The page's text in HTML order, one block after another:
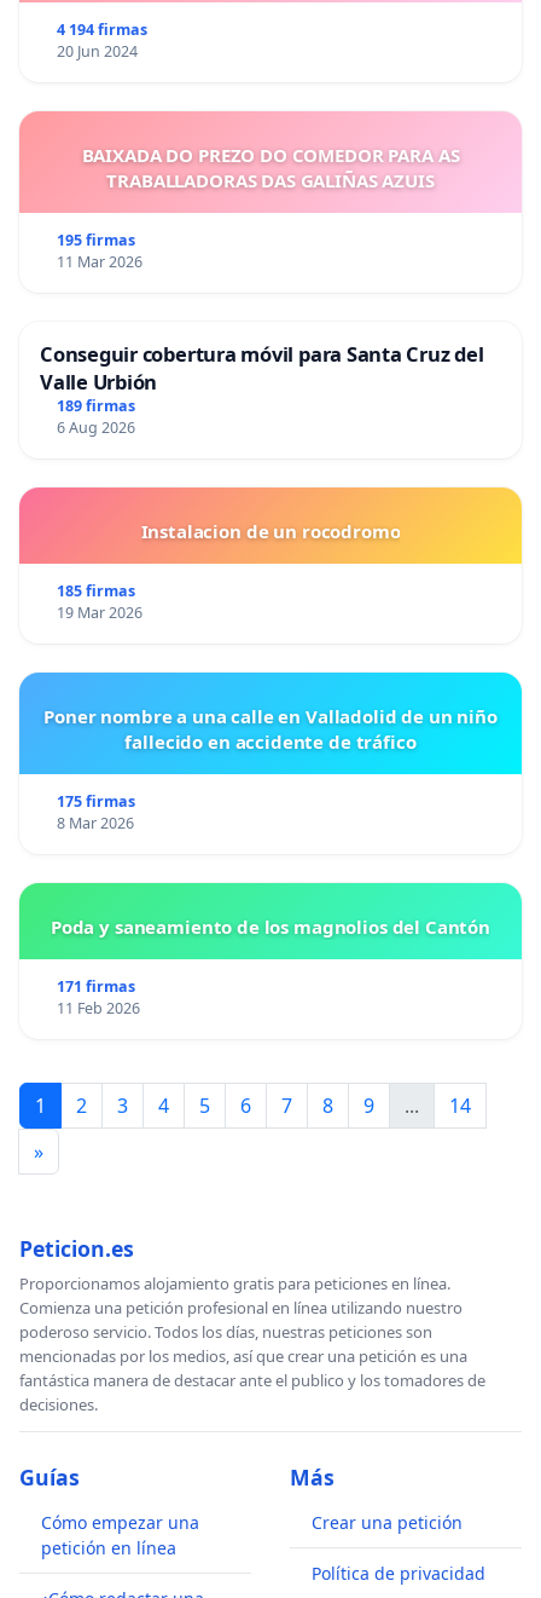
4 194 firmas
20 Jun 2024
BAIXADA DO PREZO DO COMEDOR PARA AS
TRABALLADORAS DAS GALIÑAS AZUIS
195 firmas
11 Mar 2026
Conseguir cobertura móvil para Santa Cruz del
Valle Urbión
189 firmas
6 Aug 2026
Instalacion de un rocodromo
185 firmas
19 Mar 2026
Poner nombre a una calle en Valladolid de un niño
fallecido en accidente de tráfico
175 firmas
8 Mar 2026
Poda y saneamiento de los magnolios del Cantón
171 firmas
11 Feb 2026
1 2 3 4 5 6 7 8 9 ...
14
»
Peticion.es
Proporcionamos alojamiento gratis para peticiones en línea.
Comienza una petición profesional en línea utilizando nuestro
poderoso servicio. Todos los días, nuestras peticiones son
mencionadas por los medios, así que crear una petición es una
fantástica manera de destacar ante el publico y los tomadores de
decisiones.
Guías
Cómo empezar una
petición en línea
Más
Crear una petición
Política de privacidad